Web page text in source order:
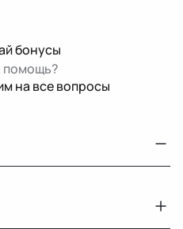
бонусы
на все вопросы